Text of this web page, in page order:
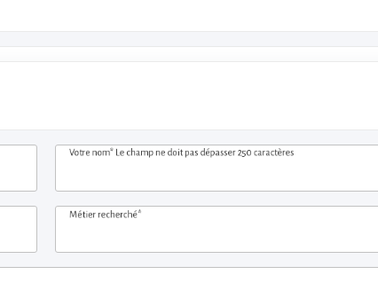
Votre nom* Le champ ne doit pas dépasser 250 caractères
Métier recherché*